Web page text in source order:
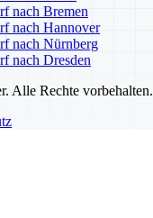
nach Bremen
nach Hannover
nach Nürnberg
nach Dresden
Alle Rechte vorbehalten.